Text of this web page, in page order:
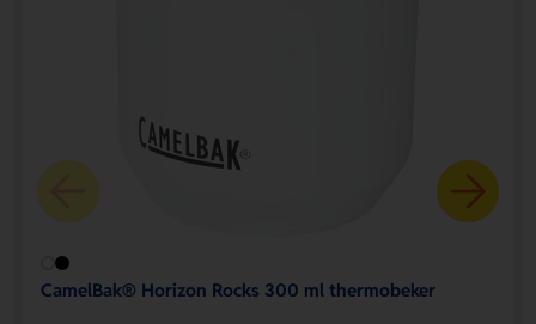
CamelBak® Horizon Rocks 300 ml thermobeker